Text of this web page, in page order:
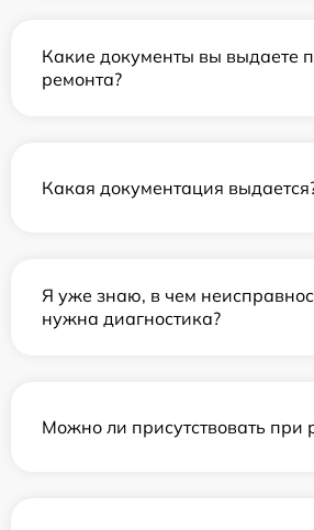
Какие документы вы выдаете
ремонта?
Какая документация
Я уже знаю, в чем
нужна диагностика?
Можно ли присутствовать при